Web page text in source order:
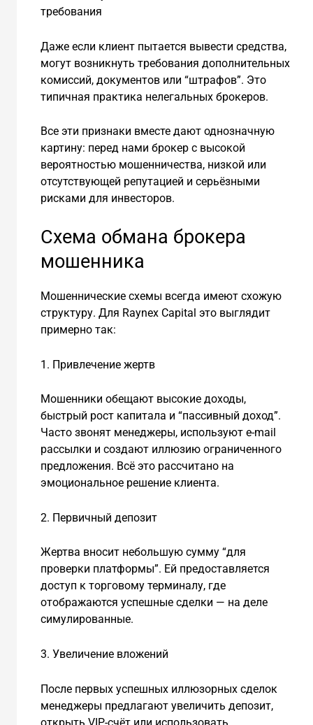
требования
Даже если клиент пытается вывести средства,
могут возникнуть требования дополнительных
комиссий, документов или “штрафов”. Это
типичная практика нелегальных брокеров.
Все эти признаки вместе дают однозначную
картину: перед нами брокер с высокой
вероятностью мошенничества, низкой или
отсутствующей репутацией и серьёзными
рисками для инвесторов.
Схема обмана брокера
мошенника
Мошеннические схемы всегда имеют схожую
структуру. Для Raynex Capital это выглядит
примерно так:
1. Привлечение жертв
Мошенники обещают высокие доходы,
быстрый рост капитала и “пассивный доход”.
Часто звонят менеджеры, используют e-mail
рассылки и создают иллюзию ограниченного
предложения. Всё это рассчитано на
эмоциональное решение клиента.
2. Первичный депозит
Жертва вносит небольшую сумму “для
проверки платформы”. Ей предоставляется
доступ к торговому терминалу, где
отображаются успешные сделки — на деле
симулированные.
3. Увеличение вложений
После первых успешных иллюзорных сделок
менеджеры предлагают увеличить депозит,
открыть VIP-счёт или использовать